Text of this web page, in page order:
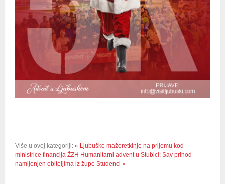
Više u ovoj kategoriji: « Ljubuške mažoretkinje na prijemu kod
ministrice financija ŽZH Humanitarni advent u Stubici: Sav prihod
namijenjen obiteljima iz župe Studenci »